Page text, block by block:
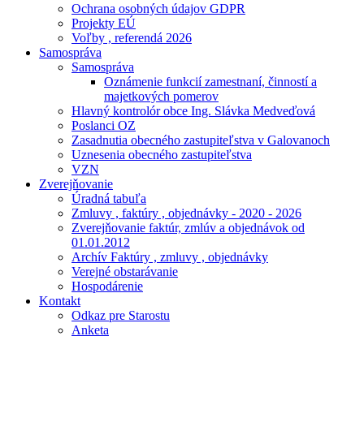
Ochrana osobných údajov GDPR
Projekty EÚ
Voľby , referendá 2026
Samospráva
Samospráva
Oznámenie funkcií zamestnaní, činností a
majetkových pomerov
Hlavný kontrolór obce Ing. Slávka Medveďová
Poslanci OZ
Zasadnutia obecného zastupiteľstva v Galovanoch
Uznesenia obecného zastupiteľstva
VZN
Zverejňovanie
Úradná tabuľa
Zmluvy , faktúry , objednávky - 2020 - 2026
Zverejňovanie faktúr, zmlúv a objednávok od
01.01.2012
Archív Faktúry , zmluvy , objednávky
Verejné obstarávanie
Hospodárenie
Kontakt
Odkaz pre Starostu
Anketa